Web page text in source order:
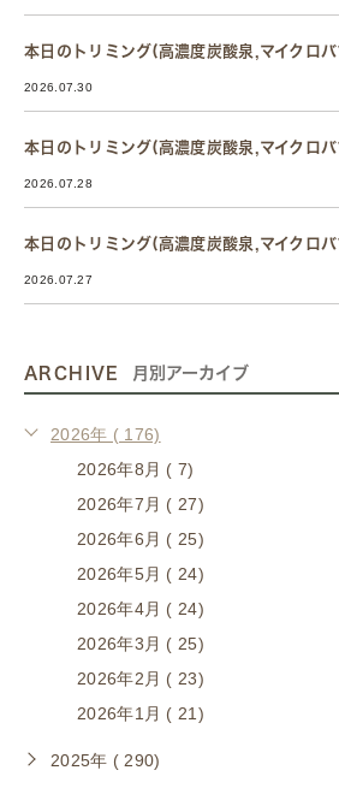
本日のトリミング(高濃度炭酸泉,マイクロバ
2026.07.30
本日のトリミング(高濃度炭酸泉,マイクロバ
2026.07.28
本日のトリミング(高濃度炭酸泉,マイクロバ
2026.07.27
ARCHIVE 月別アーカイブ
2026年 ( 176)
2026年8月 ( 7)
2026年7月 ( 27)
2026年6月 ( 25)
2026年5月 ( 24)
2026年4月 ( 24)
2026年3月 ( 25)
2026年2月 ( 23)
2026年1月 ( 21)
2025年 ( 290)